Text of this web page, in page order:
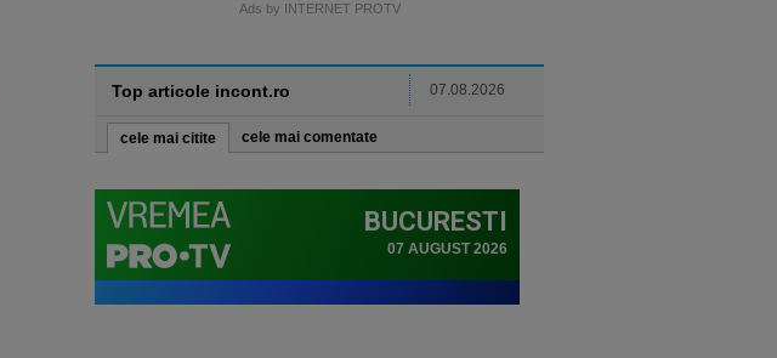
Ads by INTERNET PROTV
Top articole incont.ro 07.08.2026
cele mai citite cele mai comentate